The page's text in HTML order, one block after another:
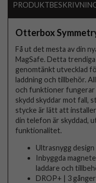
Otterbox
Få ut det mesta av din
MagSafe. Detta
genomtänkt utvecklad
laddning och tillbehör.
och funktioner
skydd skyddar mot fall,
stycke är lätt att
din telefon är skyddad,
funktionalitet.
Ultrasnygg design
Inbyggda
laddare och
DROP+ | 3